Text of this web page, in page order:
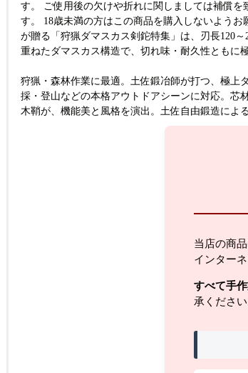
す。 ご使用後の欠けや折れに関しましては補償
す。 18歳未満の方はこの商品を購入しないよ
が贈る「狩猟ダマスカス剣鉈特集」は、刃長120
重ねたダマスカス構造で、切れ味・耐久性ともに
狩猟・森林作業に最適。土佐鍛冶師が打つ、極
採・登山などの本格アウトドアシーンに対応。芯
木鞘が、機能美と風格を演出。土佐自由鍛造によ
当店の商
インター
すべて手
承ください